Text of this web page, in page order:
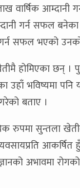
आम्दानी
गर्न सफल
सफल भएको
होमिएका छन् ।
उहाँ भविष्यमा
बताए ।
रुपमा सुन्तला
आकर्षित
अभावमा